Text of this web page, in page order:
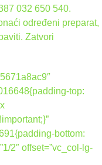
032 650 540.
određeni preparat,
Zatvori
top:
bottom:
2″ offset=”vc_col-lg-